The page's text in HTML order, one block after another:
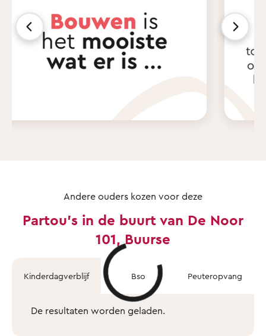
Andere ouders kozen voor deze
Partou's in de buurt van De Noor
101, Buurse
Kinderdagverblijf Bso Peuteropvang
De resultaten worden geladen.